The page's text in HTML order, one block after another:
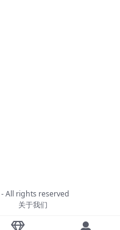
- All rights reserved
关于我们